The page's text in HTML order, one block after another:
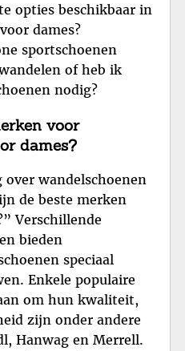
opties beschikbaar in
dames?
sportschoenen
of heb ik
nodig?
voor
dames?
over wandelschoenen
de beste merken
Verschillende
bieden
speciaal
Enkele populaire
om hun kwaliteit,
zijn onder andere
Hanwag en Merrell.